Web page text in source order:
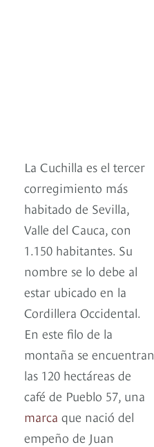
La Cuchilla es el tercer
corregimiento más
habitado de Sevilla,
Valle del Cauca, con
1.150 habitantes. Su
nombre se lo debe al
estar ubicado en la
Cordillera Occidental.
En este filo de la
montaña se encuentran
las 120 hectáreas de
café de Pueblo 57, una
marca que nació del
empeño de Juan